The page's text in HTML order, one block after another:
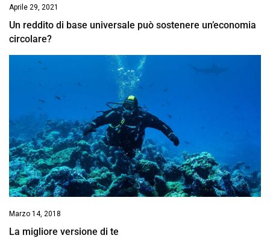
Aprile 29, 2021
Un reddito di base universale può sostenere un’economia
circolare?
Marzo 14, 2018
La migliore versione di te